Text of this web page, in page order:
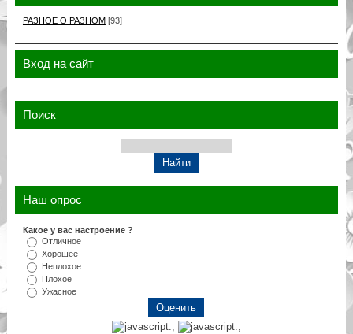
РАЗНОЕ О РАЗНОМ [93]
Вход на сайт
Поиск
Наш опрос
Какое у вас настроение ?
Отличное
Хорошее
Неплохое
Плохое
Ужасное